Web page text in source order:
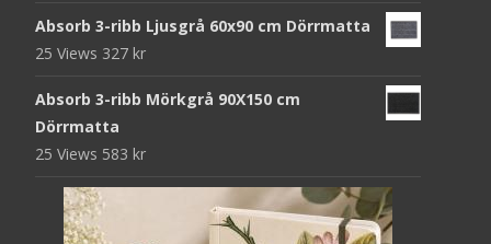
Absorb 3-ribb Ljusgrå 60x90 cm Dörrmatta
25 Views 327 kr
Absorb 3-ribb Mörkgrå 90X150 cm
Dörrmatta
25 Views 583 kr